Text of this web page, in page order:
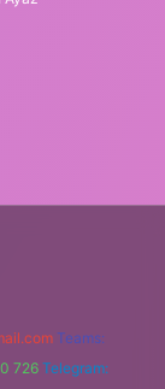
Teams:
726 Telegram: